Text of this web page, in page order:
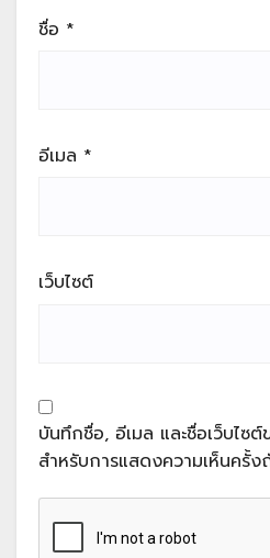
ชื่อ *
อีเมล *
เว็บไซต์
บันทึกชื่อ, อีเมล และชื่อเว็บไซต์
สำหรับการแสดงความเห็นครั้ง